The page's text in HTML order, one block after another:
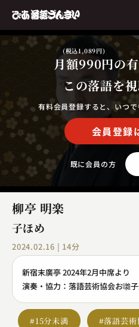
月額990円
(税込1,089円)
の
この落語を
有料会員登録すると、いつ
会員登録
既に会員の方
柳亭 明楽
子ほめ
2024.02.16 | 14分
新宿末廣亭 2024年2月中席より
演奏・協力：落語芸術協会お囃
#15分未満 #落語芸術